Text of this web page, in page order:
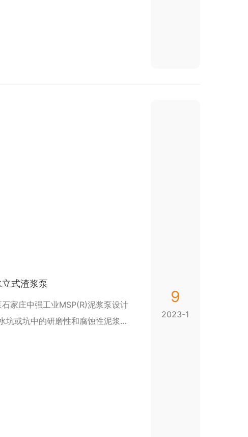
式渣浆泵
家庄中强工业MSP(R)泥浆泵设计
坑或坑中的研磨性和腐蚀性泥浆。
9
2023-1